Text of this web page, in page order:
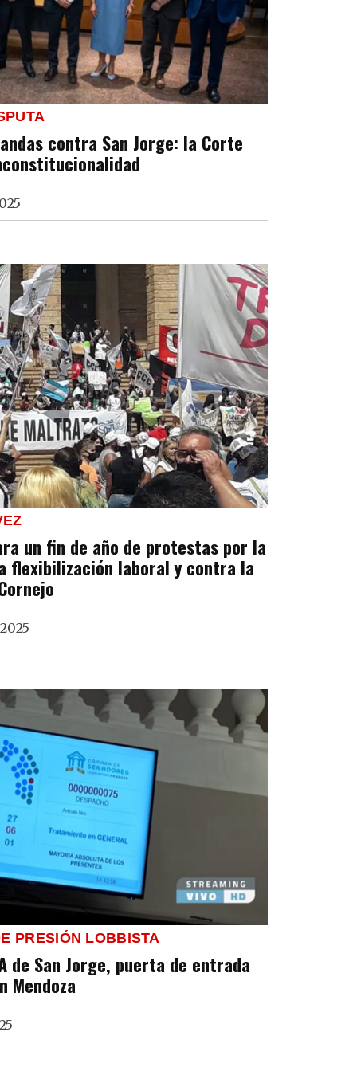
contra San Jorge: la Corte
un fin de año de protestas por la
flexibilización laboral y contra la
PRESIÓN LOBBISTA
de San Jorge, puerta de entrada
Mendoza